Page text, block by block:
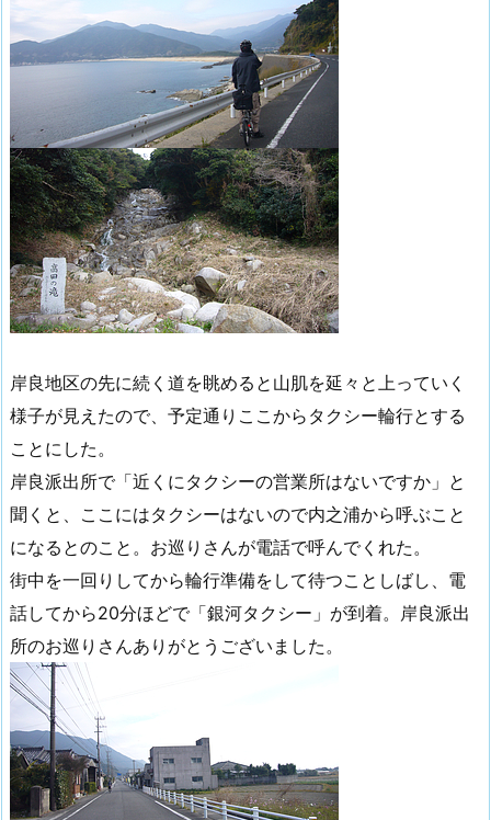
岸良地区の先に続く道を眺めると山肌を延々と上っていく
様子が見えたので、予定通りここからタクシー輪行とする
ことにした。
岸良派出所で「近くにタクシーの営業所はないですか」と
聞くと、ここにはタクシーはないので内之浦から呼ぶこと
になるとのこと。お巡りさんが電話で呼んでくれた。
街中を一回りしてから輪行準備をして待つことしばし、電
話してから20分ほどで「銀河タクシー」が到着。岸良派出
所のお巡りさんありがとうございました。